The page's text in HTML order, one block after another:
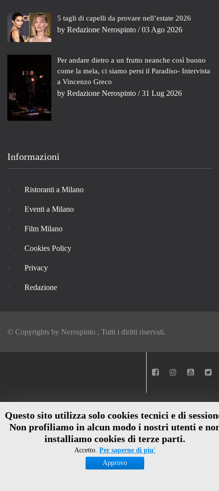
Questo sito utilizza solo cookies tecnici e di
Non profiliamo in alcun modo i nostri utenti e
installiamo cookies di terze parti.
Accetto. Per saperne di piu'
Approvo
5 tagli di capelli da provare nell’estate 2026
by Redazione Nerospinto / 03 Ago 2026
Per andare dietro a un frutto neanche così buono
come la mela, ci siamo persi il Paradiso- Intervista
a Vincenzo Greco
by Redazione Nerospinto / 31 Lug 2026
Informazioni
Ristoranti a Milano
Eventi a Milano
Film Milano
Cookies Policy
Privacy
Redazione
© Copyrights by Nerospinto , Tutti i diritti riservati.